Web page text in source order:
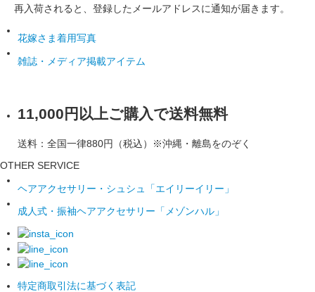
再入荷されると、登録したメールアドレスに通知が届きます。
花嫁さま着用写真
雑誌・メディア掲載アイテム
11,000円以上ご購入で送料無料
送料：全国一律880円（税込）※沖縄・離島をのぞく
OTHER SERVICE
ヘアアクセサリー・シュシュ「エイリーイリー」
成人式・振袖ヘアアクセサリー「メゾンハル」
特定商取引法に基づく表記